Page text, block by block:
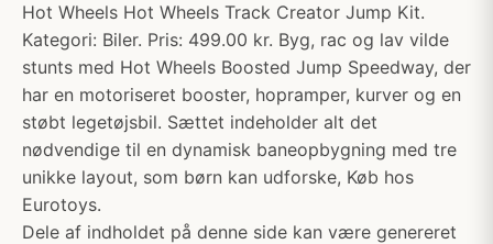
Hot Wheels Hot Wheels Track Creator Jump Kit.
Kategori: Biler. Pris: 499.00 kr. Byg, rac og lav vilde
stunts med Hot Wheels Boosted Jump Speedway, der
har en motoriseret booster, hopramper, kurver og en
støbt legetøjsbil. Sættet indeholder alt det
nødvendige til en dynamisk baneopbygning med tre
unikke layout, som børn kan udforske, Køb hos
Eurotoys.
Dele af indholdet på denne side kan være genereret